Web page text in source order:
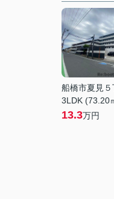
船橋市夏見５
3LDK (73.20
13.3万円